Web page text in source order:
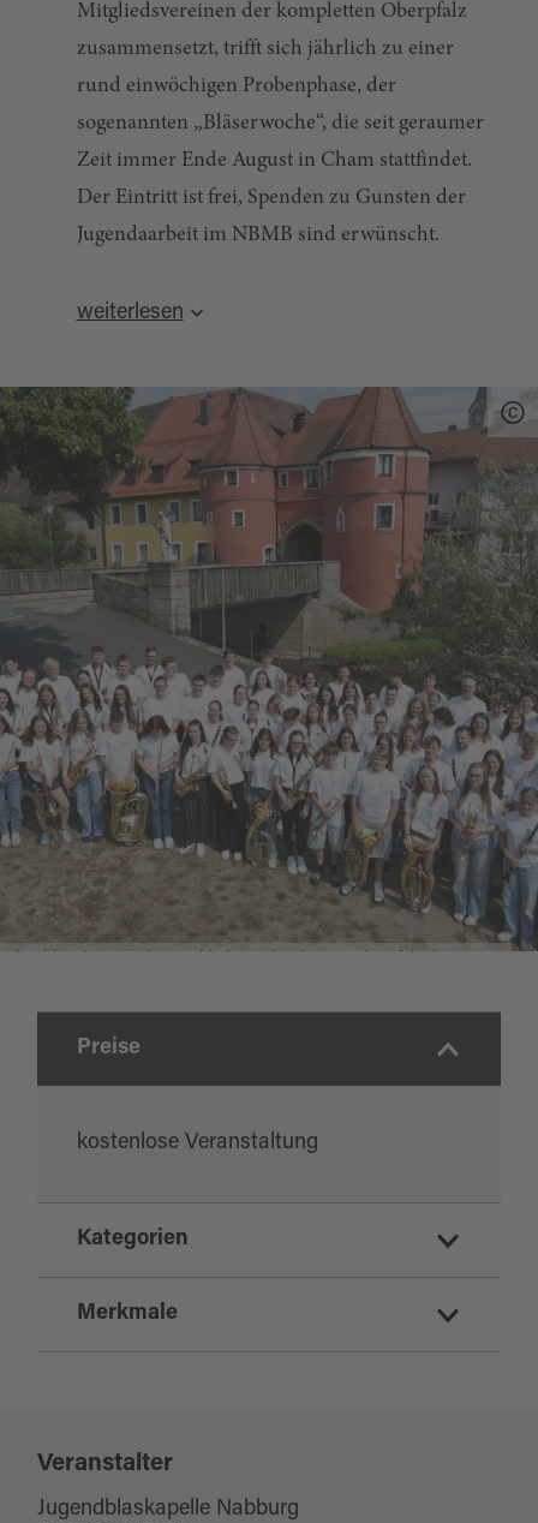
Mitgliedsvereinen der kompletten Oberpfalz
zusammensetzt, trifft sich jährlich zu einer
rund einwöchigen Probenphase, der
sogenannten „Bläserwoche“, die seit geraumer
Zeit immer Ende August in Cham stattfindet.
Der Eintritt ist frei, Spenden zu Gunsten der
Jugendaarbeit im NBMB sind erwünscht.
Quelle:destination.one
weiterlesen
Preise
kostenlose Veranstaltung
Kategorien
Konzert
Kulturkalender
Merkmale
für Individualgäste
für jedes Wetter
Veranstalter
Jugendblaskapelle Nabburg